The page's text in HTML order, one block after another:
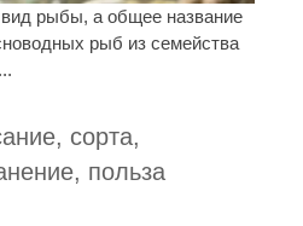
рыбы, а общее название
рыб из семейства
сорта,
польза